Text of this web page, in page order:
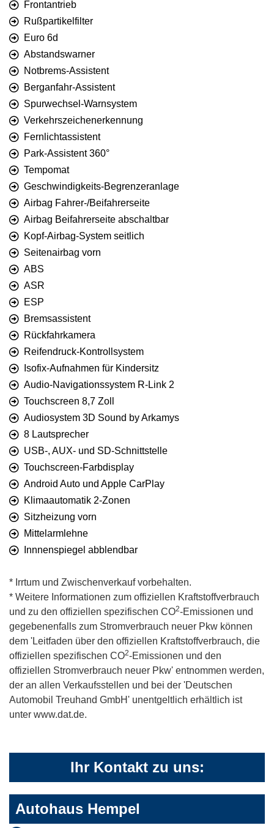
Frontantrieb
Rußpartikelfilter
Euro 6d
Abstandswarner
Notbrems-Assistent
Berganfahr-Assistent
Spurwechsel-Warnsystem
Verkehrszeichenerkennung
Fernlichtassistent
Park-Assistent 360°
Tempomat
Geschwindigkeits-Begrenzeranlage
Airbag Fahrer-/Beifahrerseite
Airbag Beifahrerseite abschaltbar
Kopf-Airbag-System seitlich
Seitenairbag vorn
ABS
ASR
ESP
Bremsassistent
Rückfahrkamera
Reifendruck-Kontrollsystem
Isofix-Aufnahmen für Kindersitz
Audio-Navigationssystem R-Link 2
Touchscreen 8,7 Zoll
Audiosystem 3D Sound by Arkamys
8 Lautsprecher
USB-, AUX- und SD-Schnittstelle
Touchscreen-Farbdisplay
Android Auto und Apple CarPlay
Klimaautomatik 2-Zonen
Sitzheizung vorn
Mittelarmlehne
Innnenspiegel abblendbar
* Irrtum und Zwischenverkauf vorbehalten.
* Weitere Informationen zum offiziellen Kraftstoffverbrauch
und zu den offiziellen spezifischen CO2-Emissionen und
gegebenenfalls zum Stromverbrauch neuer Pkw können
dem 'Leitfaden über den offiziellen Kraftstoffverbrauch, die
offiziellen spezifischen CO2-Emissionen und den
offiziellen Stromverbrauch neuer Pkw' entnommen werden,
der an allen Verkaufsstellen und bei der 'Deutschen
Automobil Treuhand GmbH' unentgeltlich erhältlich ist
unter www.dat.de.
Ihr Kontakt zu uns:
Autohaus Hempel